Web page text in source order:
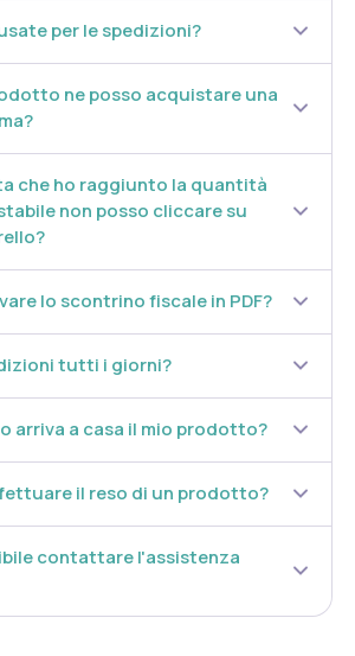
per le spedizioni?
ne posso acquistare una
che ho raggiunto la quantità
non posso cliccare su
lo scontrino fiscale in PDF?
tutti i giorni?
arriva a casa il mio prodotto?
il reso di un prodotto?
contattare l'assistenza